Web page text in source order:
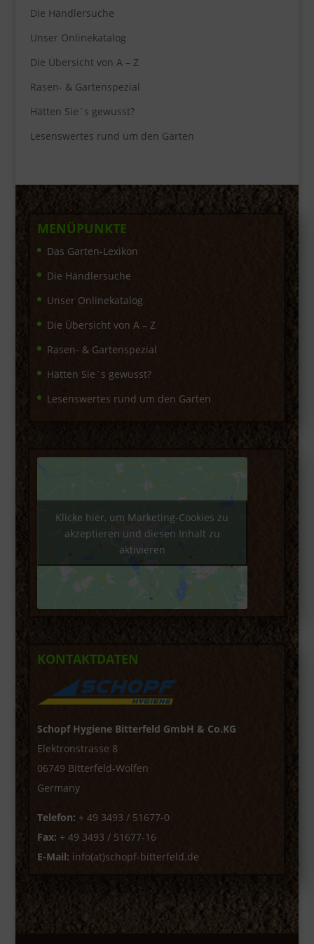
Die Händlersuche
Unser Onlinekatalog
Die Übersicht von A – Z
Rasen- & Gartenspezial
Hätten Sie´s gewusst?
Lesenswertes rund um den Garten
MENÜPUNKTE
Das Garten-Lexikon
Die Händlersuche
Unser Onlinekatalog
Die Übersicht von A – Z
Rasen- & Gartenspezial
Hätten Sie´s gewusst?
Lesenswertes rund um den Garten
Klicke hier, um Marketing-Cookies zu
akzeptieren und diesen Inhalt zu
aktivieren
KONTAKTDATEN
Schopf Hygiene Bitterfeld GmbH & Co.KG
Elektronstrasse 8
06749 Bitterfeld-Wolfen
Germany
Telefon: + 49 3493 / 51677-0
Fax: + 49 3493 / 51677-16
E-Mail: info(at)schopf-bitterfeld.de